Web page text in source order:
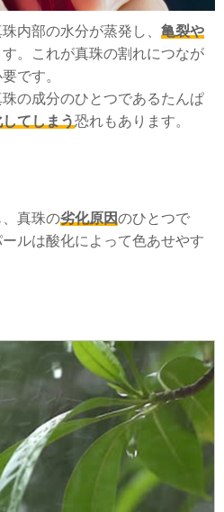
内部の水分が蒸発し、 亀裂や
。これが真珠の割れにつなが
です。
の成分のひとつであるたんぱ
てしまう恐れもあります。
真珠の劣化原因のひとつで
ルは酸化によって色あせやす